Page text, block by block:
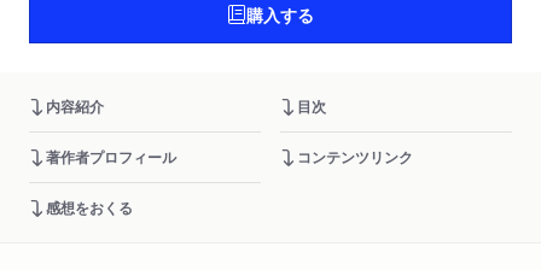
購入する
内容紹介 目次
著作者プロフィール コンテンツリンク
感想をおくる